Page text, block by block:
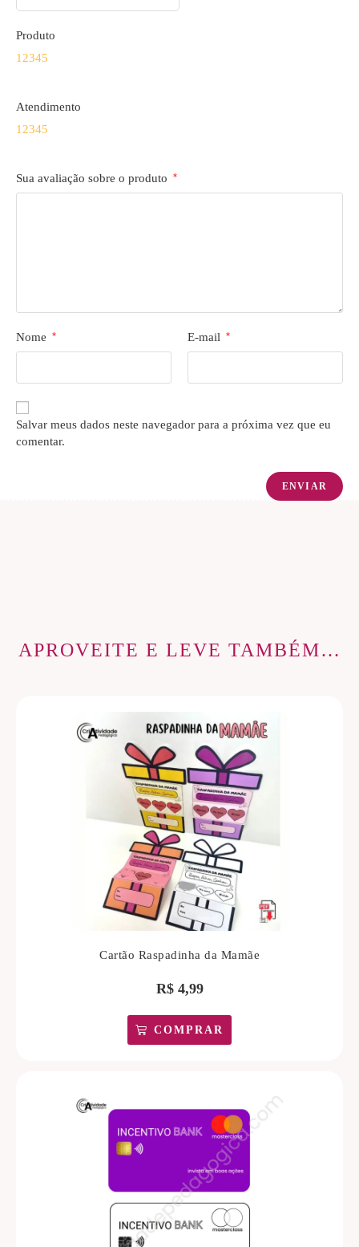
Produto
12345
Atendimento
12345
Sua avaliação sobre o produto *
Nome * E-mail *
Salvar meus dados neste navegador para a próxima vez que eu
comentar.
APROVEITE E LEVE TAMBÉM…
Cartão Raspadinha da Mamãe
R$4,99
COMPRAR